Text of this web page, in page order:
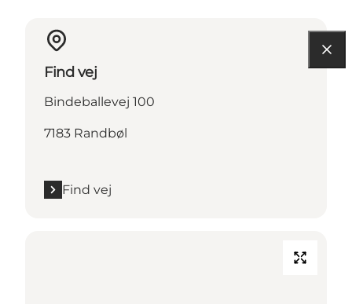
Find vej
Bindeballevej 100
7183 Randbøl
Find vej